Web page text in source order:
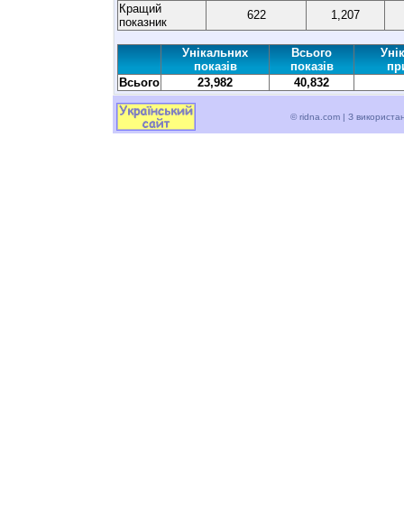
Кращий
показник
622 1,207
Унікальних
показів
Всього
показів
Всього
23,982 40,832
© ridna.com | З